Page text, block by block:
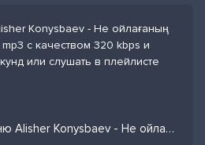
Konysbaev - Не ойлағаның
с качеством 320 kbps и
или слушать в плейлисте
Слушать песню Alisher Konysbaev - Не ойлағаның бар и добавить в избранных